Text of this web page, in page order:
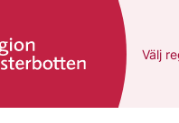
Du
Välj